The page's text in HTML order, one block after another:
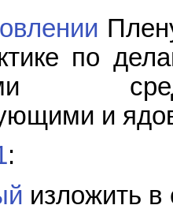
по
и
:
изложить